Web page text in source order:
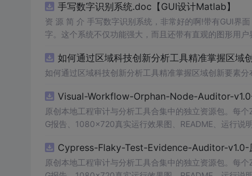
手写数字识别系统.doc【GUI设计Matlab】
资 源 简 介 手写数字识别系统，非常好的啊!带有GUI界
字。这个系统不仅功能强大，而且还带有直观的图形用
便和实用的工具，你一定会喜欢它的！
如何通过区域科技创新分析工具精准掌握区域
如何通过区域科技创新分析工具精准掌握区域创新要素分
Visual-Workflow-Orphan-Node-Auditor-
原创本地工程审计与分析工具合集中的独立资源包。每
G报告、1080×720真实运行效果图、README、运行
源码、Logo、官方截图、论文、生产日志或其他受限素
Cypress-Flaky-Test-Evidence-Auditor-v1.0-
原创本地工程审计与分析工具合集中的独立资源包。每